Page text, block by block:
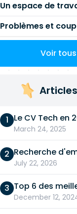
Problèmes et
Voir
March 24, 2025
July 22, 2026
December 12,